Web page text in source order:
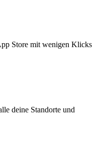
Store mit wenigen Klicks
deine Standorte und